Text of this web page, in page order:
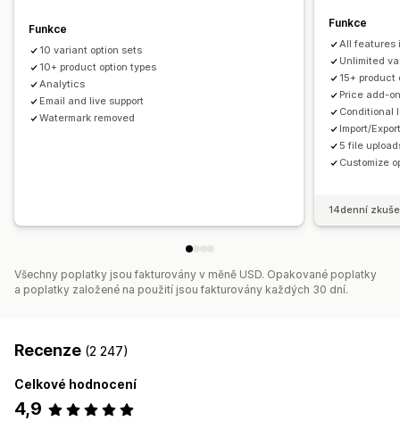
Variantní příplatky
Skladové zásoby
Skrytí produktů, které nejsou skladem
Dostupnost skladových zásob
Ruční aktualizace
Funkce
10 variant option sets
10+ product option types
Analytics
Email and live support
Watermark removed
Funkce
All features
Unlimited
15+ product
Price add-
Conditional
Import/
5 file
Customize
14denní
Všechny poplatky jsou fakturovány v měně USD. Opakované poplatky
a poplatky založené na použití jsou fakturovány každých 30 dní.
Recenze (2 247)
Celkové hodnocení
4,9